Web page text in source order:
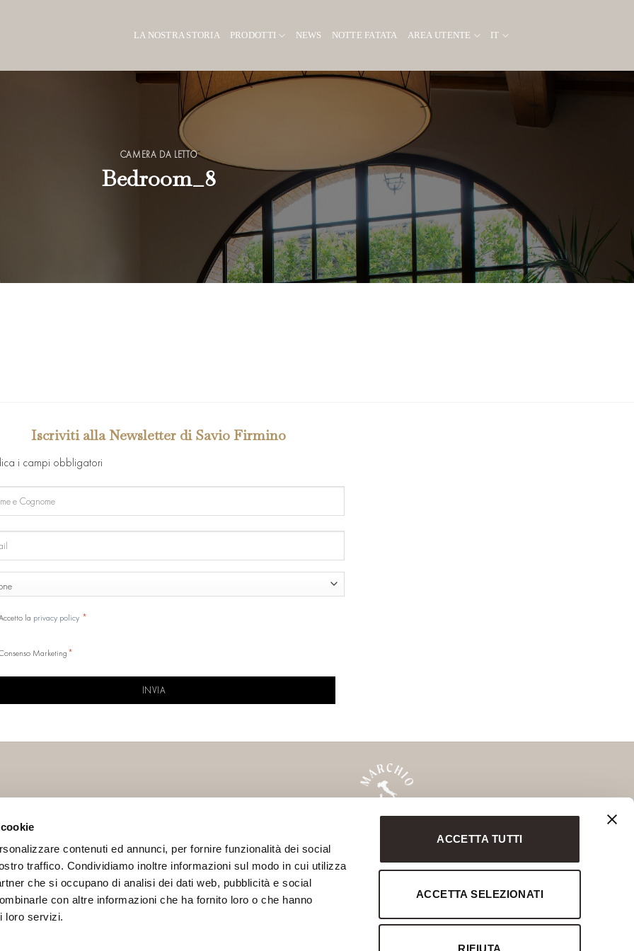
contenuti ed annunci, per fornire funzionalità dei social
traffico. Condividiamo inoltre informazioni sul modo in cui utilizza
che si occupano di analisi dei dati web, pubblicità e social
con altre informazioni che ha fornito loro o che hanno
loro servizi.
ACCETTA TUTTI
ACCETTA SELEZIONATI
RIFIUTA
LA NOSTRA STORIA PRODOTTI NEWS NOTTE FATATA AREA UTENTE IT
CAMERA DA LETTO
Bedroom_8
Iscriviti alla Newsletter di Savio Firmino
i campi obbligatori
la privacy policy *
Marketing*
INFO
Contacts
Terms and conditions
Privacy Policy
MARCHIO STORICO
Savio Interiors
Marchio Storico